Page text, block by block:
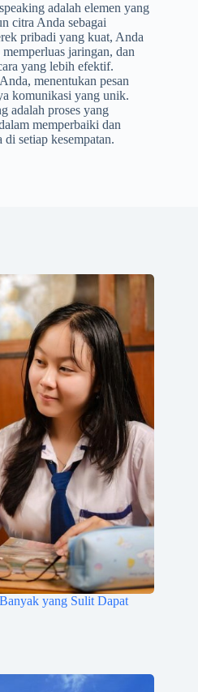
adalah elemen yang
citra Anda sebagai
pribadi yang kuat, Anda
jaringan, dan
yang lebih efektif.
menentukan pesan
komunikasi yang unik.
adalah proses yang
memperbaiki dan
setiap kesempatan.
yang Sulit Dapat